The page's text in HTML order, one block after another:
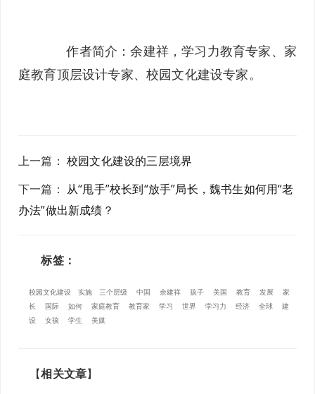
作者简介：余建祥，学习力教育专家、家
庭教育顶层设计专家、校园文化建设专家。
上一篇 ：校园文化建设的三层境界
下一篇 ： 从“甩手”校长到“放手”局长，魏书生如何用“老
办法”做出新成绩？
标签：
校园文化建设 实施 三个层级 中国 余建祥 孩子 美国 教育 发展
家
长
国际 如何 家庭教育 教育家 学习 世界 学习力 经济 全球
建
设
女孩 学生 美媒
【相关文章】